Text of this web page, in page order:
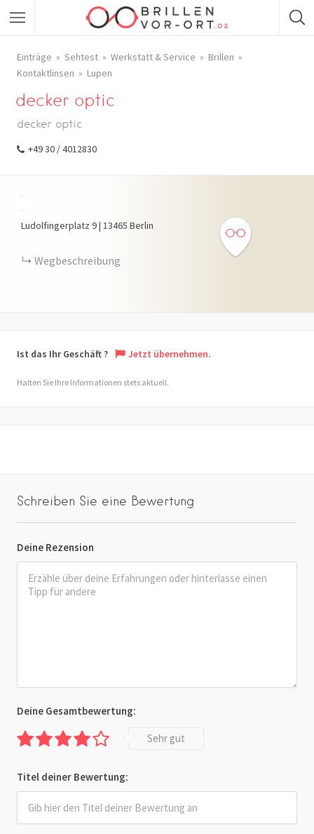
Einträge Sehtest Werkstatt & Service
Brillen
Kontaktlinsen
Lupen
decker optic
decker optic
+49 30 / 4012830
Ludolfingerplatz 9| 13465 Berlin
Wegbeschreibung
Ist das Ihr Geschäft ? Jetzt übernehmen.
Halten Sie Ihre Informationen stets aktuell.
Schreiben Sie eine Bewertung
Deine Rezension
Deine Gesamtbewertung:
Sehr gut
Titel deiner Bewertung: